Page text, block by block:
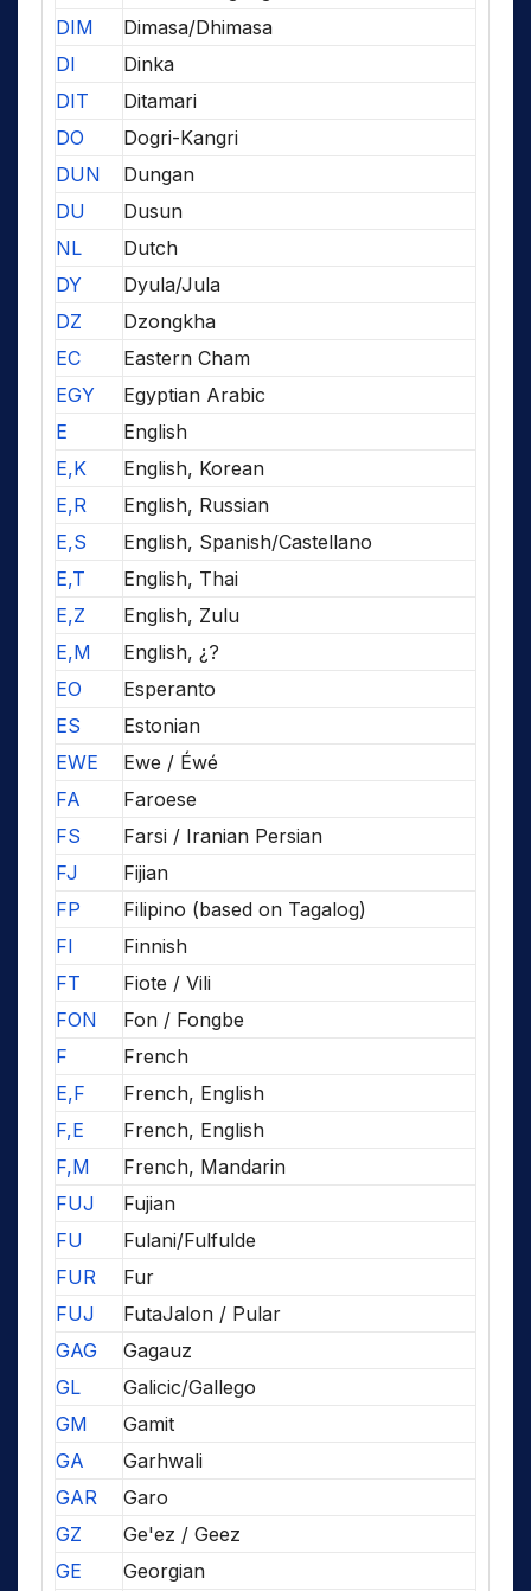
DIM
Dimasa/Dhimasa
DI
Dinka
DIT
Ditamari
DO
Dogri-Kangri
DUN
Dungan
DU
Dusun
NL
Dutch
DY
Dyula/Jula
DZ
Dzongkha
EC
Eastern Cham
EGY
Egyptian Arabic
E
English
E,K
English, Korean
E,R
English, Russian
E,S
English, Spanish/Castellano
E,T
English, Thai
E,Z
English, Zulu
E,M
English, ¿?
EO
Esperanto
ES
Estonian
EWE
Ewe / Éwé
FA
Faroese
FS
Farsi / Iranian Persian
FJ
Fijian
FP
Filipino (based on Tagalog)
FI
Finnish
FT
Fiote / Vili
FON
Fon / Fongbe
F
French
E,F
French, English
F,E
French, English
F,M
French, Mandarin
FUJ
Fujian
FU
Fulani/Fulfulde
FUR
Fur
FUJ
FutaJalon / Pular
GAG
Gagauz
GL
Galicic/Gallego
GM
Gamit
GA
Garhwali
GAR
Garo
GZ
Ge'ez / Geez
GE
Georgian